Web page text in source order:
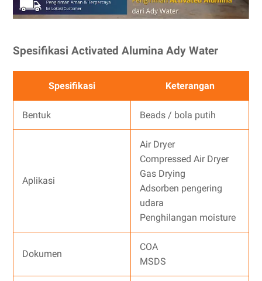
Spesifikasi Activated Alumina Ady Water
Spesifikasi Keterangan
Bentuk Beads / bola putih
Aplikasi
Air Dryer
Compressed Air Dryer
Gas Drying
Adsorben pengering
udara
Penghilangan moisture
Dokumen
COA
MSDS